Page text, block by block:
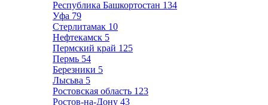
Республика Башкортостан 134
Уфа 79
Стерлитамак 10
Нефтекамск 5
Пермский край 125
Пермь 54
Березники 5
Лысьва 5
Ростовская область 123
Ростов-на-Дону 43